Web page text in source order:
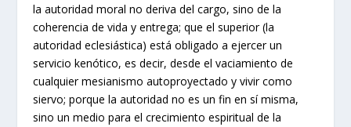
la autoridad moral no deriva del cargo, sino de la
coherencia de vida y entrega; que el superior (la
autoridad eclesiástica) está obligado a ejercer un
servicio kenótico, es decir, desde el vaciamiento de
cualquier mesianismo autoproyectado y vivir como
siervo; porque la autoridad no es un fin en sí misma,
sino un medio para el crecimiento espiritual de la